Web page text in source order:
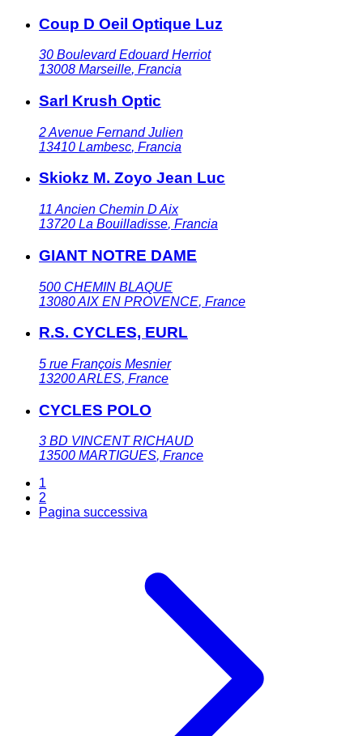
Coup D Oeil Optique Luz
30 Boulevard Edouard Herriot
13008 Marseille, Francia
Sarl Krush Optic
2 Avenue Fernand Julien
13410 Lambesc, Francia
Skiokz M. Zoyo Jean Luc
11 Ancien Chemin D Aix
13720 La Bouilladisse, Francia
GIANT NOTRE DAME
500 CHEMIN BLAQUE
13080AIX EN PROVENCE, France
R.S. CYCLES, EURL
5 rue François Mesnier
13200ARLES, France
CYCLES POLO
3 BD VINCENT RICHAUD
13500 MARTIGUES, France
1
2
Pagina successiva